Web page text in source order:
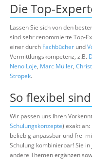
Die Top-
Lassen Sie sich von den
sind sehr renommierte Top-
einer durch Fachbücher und
Vermittlungskompetenz, z.B.
Neno Loje, Marc Müller,
Stropek.
So flexibel
Wir passen uns Ihren
Schulungskonzepte) exakt an:
beliebig anpassbar und frei
Schulung kombinierbar! Sie
andere Themen ergänzen